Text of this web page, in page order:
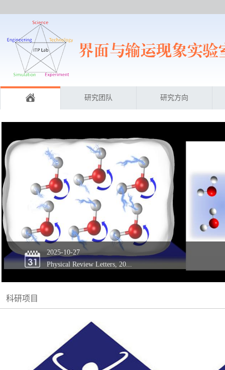
研究团队 研究方向
2025-10-27
Physical Review Letters, 20...
科研项目